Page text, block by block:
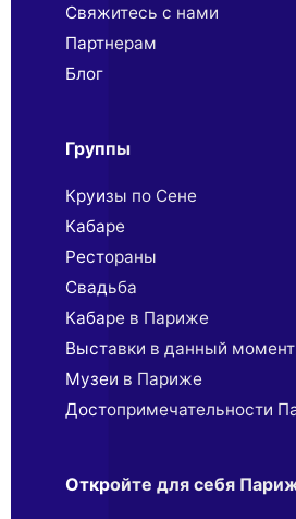
Свяжитесь с нами
Партнерaм
Блог
Группы
Круизы по Сене
Кабаре
Рестораны
Свадьба
Кабаре в Париже
Выставки в данный момент
Музеи в Париже
Достопримечательности
Откройте для себя